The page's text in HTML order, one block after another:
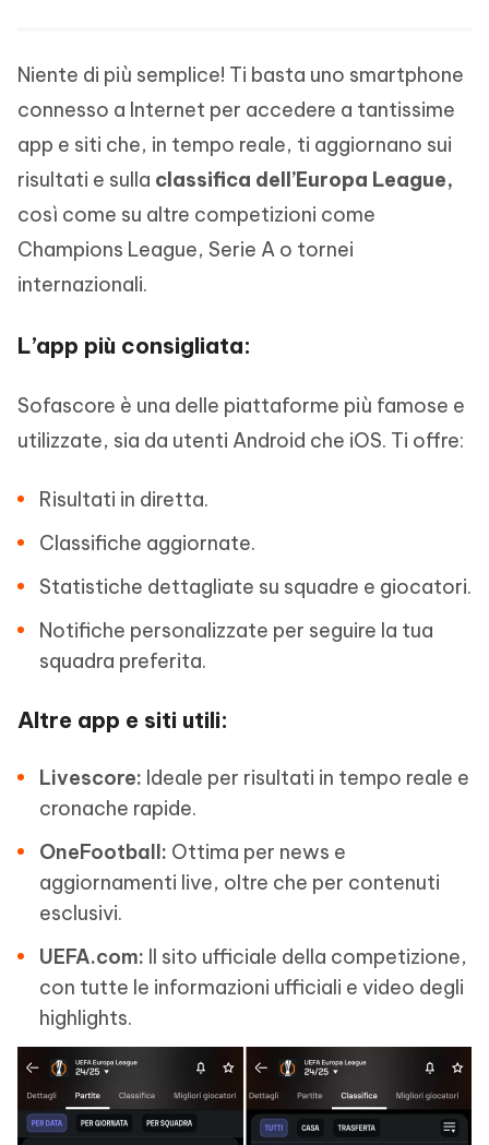
Niente di più semplice! Ti basta uno smartphone
connesso a Internet per accedere a tantissime
app e siti che, in tempo reale, ti aggiornano sui
risultati e sulla classifica dell’Europa League,
così come su altre competizioni come
Champions League, Serie A o tornei
internazionali.
L’app più consigliata:
Sofascore è una delle piattaforme più famose e
utilizzate, sia da utenti Android che iOS. Ti offre:
Risultati in diretta.
Classifiche aggiornate.
Statistiche dettagliate su squadre e giocatori.
Notifiche personalizzate per seguire la tua
squadra preferita.
Altre app e siti utili:
Livescore: Ideale per risultati in tempo reale e
cronache rapide.
OneFootball: Ottima per news e
aggiornamenti live, oltre che per contenuti
esclusivi.
UEFA.com: Il sito ufficiale della competizione,
con tutte le informazioni ufficiali e video degli
highlights.